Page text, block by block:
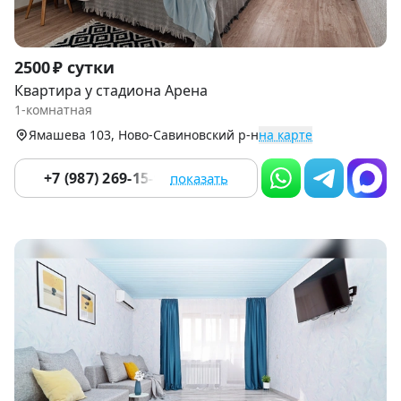
Item
1
of
2500 ₽ сутки
Квартира у стадиона Арена
1-комнатная
Ямашева 103, Ново-Савиновский р-нна карте
+7 (987) 269-15-94 показать